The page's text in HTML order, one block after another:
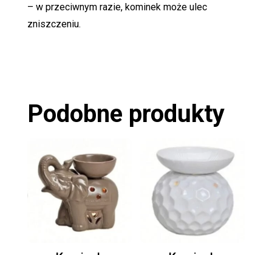
– w przeciwnym razie, kominek może ulec
zniszczeniu.
Podobne produkty